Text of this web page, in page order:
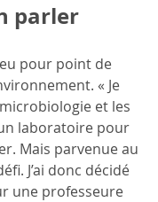
parler
pour point de
« Je
et les
laboratoire pour
Mais parvenue au
J’ai donc décidé
une professeure